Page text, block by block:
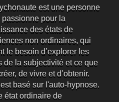
est une personne
passionne pour la
des états de
non ordinaires, qui
le besoin d’explorer les
de la subjectivité et ce que
de vivre et d’obtenir.
basé sur l'auto-hypnose.
état ordinaire de